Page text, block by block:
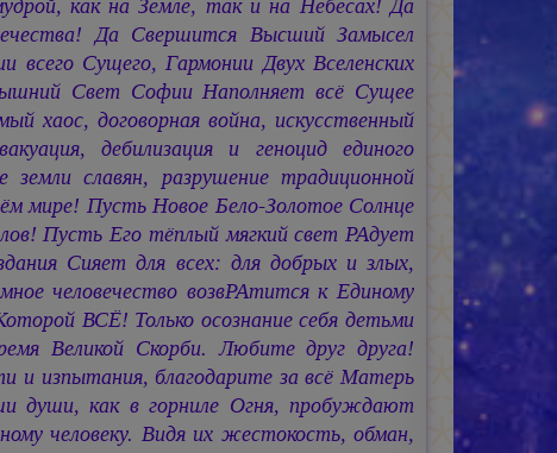
как на Земле, так и на Небесах! Да
Да Свершится Высший Замысел
Сущего, Гармонии Двух Вселенских
Свет Софии Наполняет всё Сущее
договорная война, искусственный
дебилизация и геноцид единого
славян, разрушение традиционной
мире! Пусть Новое Бело-Золотое Солнце
Пусть Его тёплый мягкий свет РАдует
Сияет для всех: для добрых и злых,
человечество возвРАтится к Единому
ВСЁ! Только осознание себя детьми
Великой Скорби. Любите друг друга!
и изпытания, благодарите за всё Матерь
души, как в горниле Огня, пробуждают
человеку. Видя их жестокость, обман,